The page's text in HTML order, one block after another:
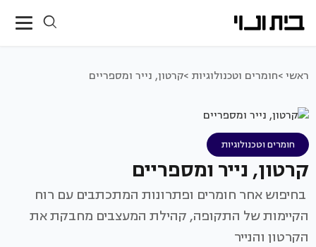
ראשי >חומרים וטכנולוגיות >קרטון, נייר ומספריים
חומרים וטכנולוגיות
קרטון, נייר ומספריים
בחיפוש אחר חומרים ופתרונות המתכתבים עם רוח
הקיימות של התקופה, קהילת המעצבים מחבקת את
הקרטון והנייר